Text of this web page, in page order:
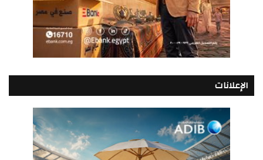
الإعلانات